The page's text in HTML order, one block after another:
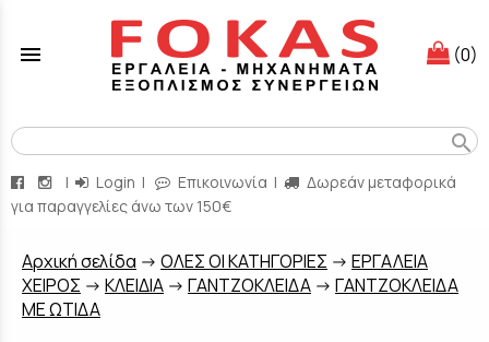
menu (0)
search
| Login | Επικοινωνία |
Δωρεάν μεταφορικά
για παραγγελίες άνω των 150€
Aρχική σελίδα -> ΟΛΕΣ ΟΙ ΚΑΤΗΓΟΡΙΕΣ -> ΕΡΓΑΛΕΙΑ
ΧΕΙΡΟΣ -> ΚΛΕΙΔΙΑ -> ΓΑΝΤΖΟΚΛΕΙΔΑ -> ΓΑΝΤΖΟΚΛΕΙΔΑ
ΜΕ ΩΤΙΔΑ